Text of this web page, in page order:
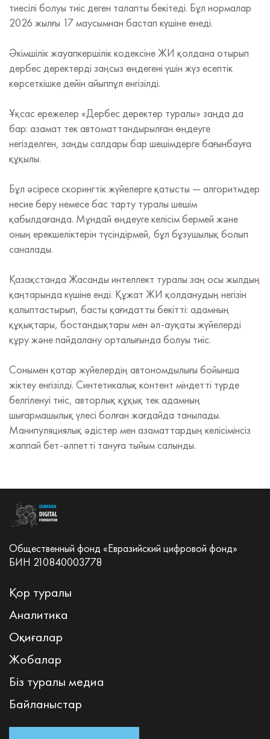
тиесілі болуы тиіс деген талапты бекітеді. Бұл нормалар
2026 жылғы 17 маусымнан бастап күшіне енеді.
Әкімшілік жауапкершілік кодексіне ЖИ қолдана отырып
дербес деректерді заңсыз өңдегені үшін жүз есептік
көрсеткішке дейін айыппұл енгізілді.
Ұқсас ережелер «Дербес деректер туралы» заңда да
бар: азамат тек автоматтандырылған өңдеуге
негізделген, заңды салдары бар шешімдерге бағынбауға
құқылы.
Бұл әсіресе скорингтік жүйелерге қатысты — алгоритмдер
несие беру немесе бас тарту туралы шешім
қабылдағанда. Мұндай өңдеуге келісім бермей және
оның ерекшеліктерін түсіндірмей, бұл бұзушылық болып
саналады.
Қазақстанда Жасанды интеллект туралы заң осы жылдың
қаңтарында күшіне енді. Құжат ЖИ қолданудың негізін
қалыптастырып, басты қағидатты бекітті: адамның
құқықтары, бостандықтары мен әл-ауқаты жүйелерді
құру және пайдалану орталығында болуы тиіс.
Сонымен қатар жүйелердің автономдылығы бойынша
жіктеу енгізілді. Синтетикалық контент міндетті түрде
белгіленуі тиіс, авторлық құқық тек адамның
шығармашылық үлесі болған жағдайда танылады.
Манипуляциялық әдістер мен азаматтардың келісімінсіз
жаппай бет-әлпетті тануға тыйым салынды.
Общественный фонд «Евразийский цифровой фонд»
БИН 210840003778
Қор туралы
Аналитика
Оқиғалар
Жобалар
Біз туралы медиа
Байланыстар